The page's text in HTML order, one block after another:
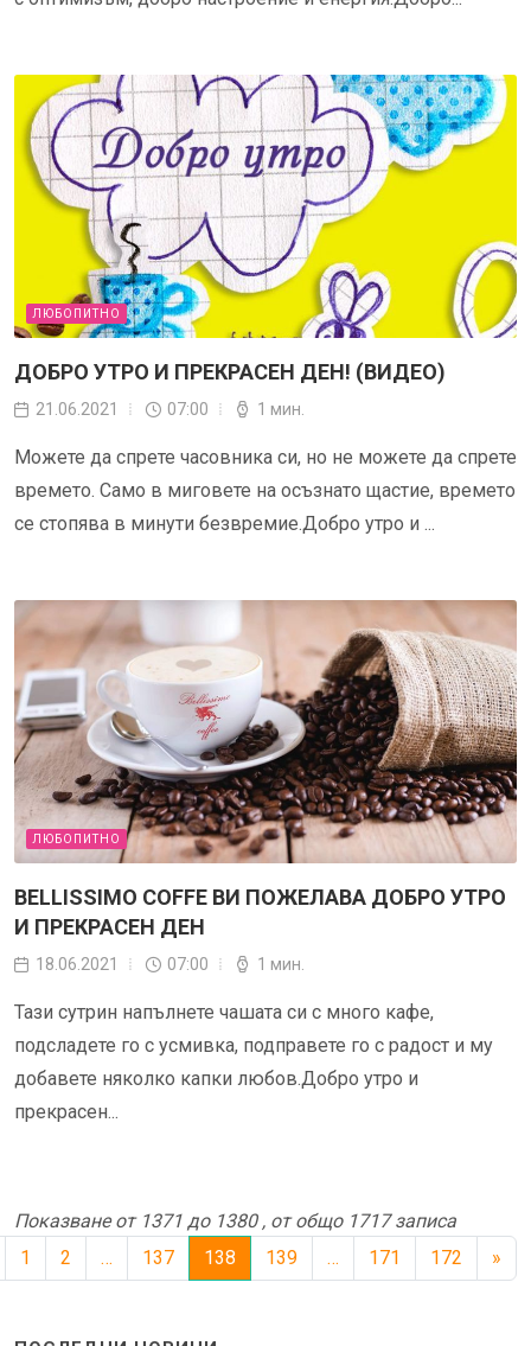
ЛЮБОПИТНО
ДОБРО УТРО И ПРЕКРАСЕН ДЕН! (ВИДЕО)
21.06.2021 07:00 1 мин.
Можете да спрете часовника си, но не можете да спрете
времето. Само в миговете на осъзнато щастие, времето
се стопява в минути безвремие.Добро утро и ...
ЛЮБОПИТНО
BELLISSIMO COFFE ВИ ПОЖЕЛАВА ДОБРО УТРО
И ПРЕКРАСЕН ДЕН
18.06.2021 07:00 1 мин.
Тази сутрин напълнете чашата си с много кафе,
подсладете го с усмивка, подправете го с радост и му
добавете няколко капки любов.Добро утро и
прекрасен...
Показване от 1371 до 1380 , от общо 1717 записа
1
2 … 137 138 139 … 171 172 »